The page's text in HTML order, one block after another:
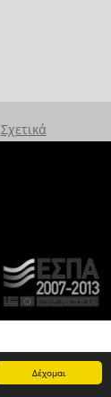
Δέχομαι
Σχετικά